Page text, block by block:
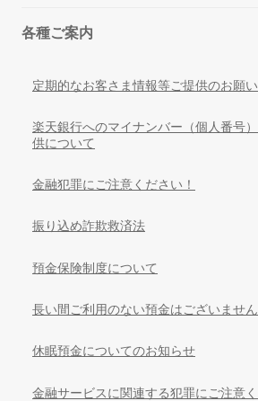
各種ご案内
定期的なお客さま情報等ご提供のお願い
楽天銀行へのマイナンバー（個人番号
供について
金融犯罪にご注意ください！
振り込め詐欺救済法
預金保険制度について
長い間ご利用のない預金はございません
休眠預金についてのお知らせ
金融サービスに関連する犯罪にご注意